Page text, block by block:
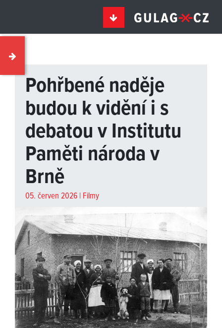
Pohřbené naděje
budou k vidění i s
debatou v Institutu
Paměti národa v
Brně
05. červen 2026 | Filmy